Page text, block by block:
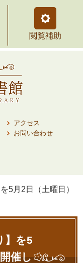
閲覧補助
アクセス
お問い合わせ
5月2日（土曜日）
】を5
催し